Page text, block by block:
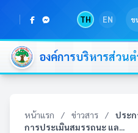
TH EN ข
องค์การบริหารส่วน
หน้าแรก / ข่าวสาร /
ประก
การประเมินสมรรถนะ แล...